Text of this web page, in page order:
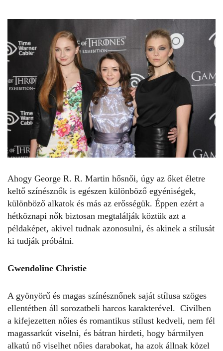
Ahogy George R. R. Martin hősnői, úgy az őket életre
keltő színésznők is egészen különböző egyéniségek,
különböző alkatok és más az erősségük. Éppen ezért a
hétköznapi nők biztosan megtalálják köztük azt a
példaképet, akivel tudnak azonosulni, és akinek a stílusát
ki tudják próbálni.
Gwendoline Christie
A gyönyörű és magas színésznőnek saját stílusa szöges
ellentétben áll sorozatbeli harcos karakterével. Civilben
a kifejezetten nőies és romantikus stílust kedveli, nem fél
magassarkút viselni, és bátran hirdeti, hogy bármilyen
alkatú nő viselhet nőies darabokat, ha azok állnak közel